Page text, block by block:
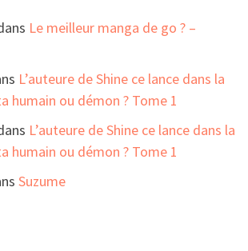
Le meilleur manga de go ? –
L’auteure de Shine ce lance dans la
humain ou démon ? Tome 1
L’auteure de Shine ce lance dans la
humain ou démon ? Tome 1
Suzume